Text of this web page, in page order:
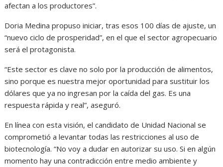
afectan a los productores”.
Doria Medina propuso iniciar, tras esos 100 días de ajuste, un
“nuevo ciclo de prosperidad”, en el que el sector agropecuario
será el protagonista.
“Este sector es clave no solo por la producción de alimentos,
sino porque es nuestra mejor oportunidad para sustituir los
dólares que ya no ingresan por la caída del gas. Es una
respuesta rápida y real”, aseguró.
En línea con esta visión, el candidato de Unidad Nacional se
comprometió a levantar todas las restricciones al uso de
biotecnología. “No voy a dudar en autorizar su uso. Si en algún
momento hay una contradicción entre medio ambiente y